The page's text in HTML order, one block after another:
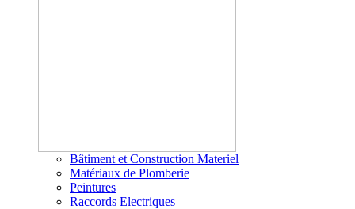
Bâtiment et Construction Materiel
Matériaux de Plomberie
Peintures
Raccords Electriques